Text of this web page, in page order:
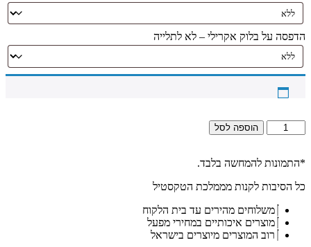
הדפסה על בלוק אקרילי – לא לתלייה
כמות
של
-
מעוצבת
חיים
קנייבסקי
הוספה לסל
*התמונות להמחשה בלבד.
כל הסיבות לקנות מממלכת הטקסטיל
משלוחים מהירים עד בית הלקוח
מוצרים איכותיים במחירי מפעל
רוב המוצרים מיוצרים בישראל